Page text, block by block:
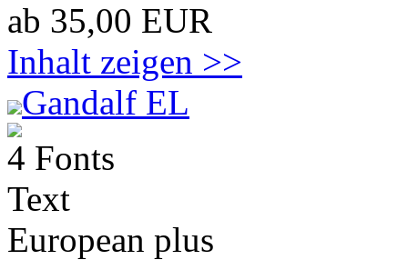
ab 35,00 EUR
Inhalt zeigen >>
Gandalf EL
4 Fonts
Text
European plus